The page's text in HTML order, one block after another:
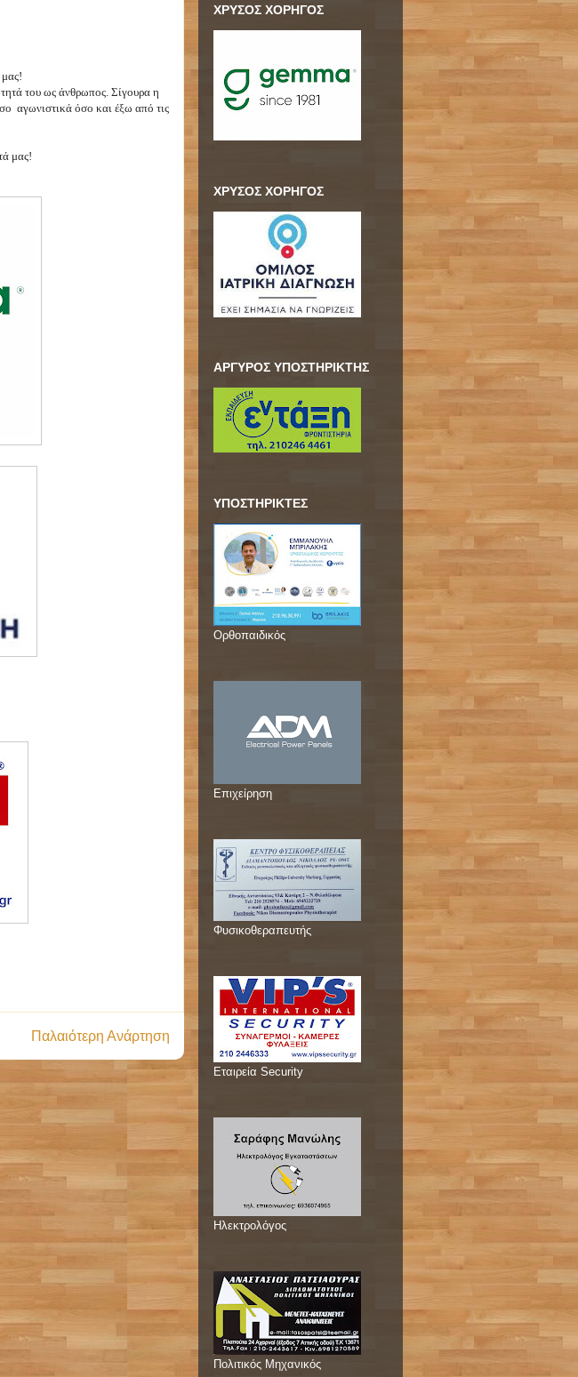
του ως άνθρωπος. Σίγουρα η
αγωνιστικά όσο και έξω από τις
μας!
Παλαιότερη Ανάρτηση
ΧΡΥΣΟΣ ΧΟΡΗΓΟΣ
ΧΡΥΣΟΣ ΧΟΡΗΓΟΣ
ΑΡΓΥΡΟΣ ΥΠΟΣΤΗΡΙΚΤΗΣ
ΥΠΟΣΤΗΡΙΚΤΕΣ
Ορθοπαιδικός
Επιχείρηση
Φυσικοθεραπευτής
Εταιρεία Security
Ηλεκτρολόγος
Πολιτικός Μηχανικός